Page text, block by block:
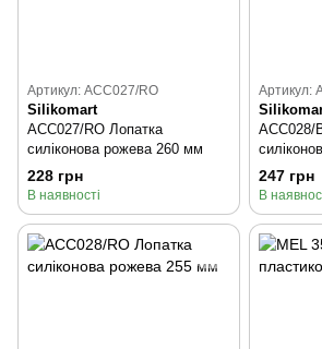
Артикул: ACC027/RO
Silikomart
ACC027/RO Лопатка
силіконова рожева 260 мм
228 грн
В наявності
Артикул:
ACC028/
247 грн
В